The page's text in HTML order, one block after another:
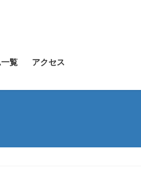
覧 アクセス